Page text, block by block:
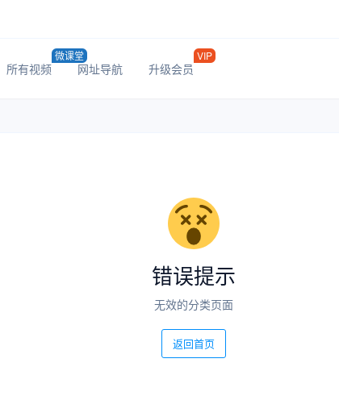
所有视频
微课堂
网址导航 升级会员
VIP
错误提示
无效的分类页面
返回首页